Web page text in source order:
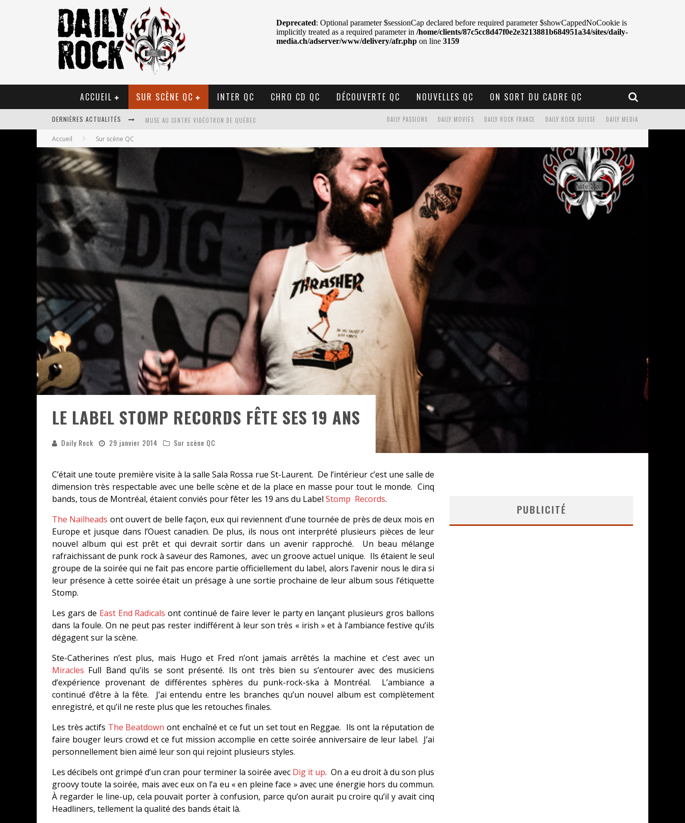
ACCUEIL SUR SCÈNE QC INTER QC CHRO CD QC DÉCOUVERTE QC NOUVELLES QC ON SORT DU CADRE QC
DERNIÈRES ACTUALITÉS
JOURNEY AU CENTRE VIDÉOTRON : SAME OR SEPARATE WAYS?
TOVE LO ÉTAIT DE PASSAGE AU MTELUS
LES DANSEURS ÉTOILES PARASITENT TON CIEL
JEFF MARTIN AU CORONA DE MONTRÉAL
ON VA SE LE DIRE, SWORD EST DE RETOUR
LA COMPIL’ ZOO DE SLAM DISQUES EST DE RETOUR
LES RÊVES SONT FAITS POUR ÊTRE RÉALISÉS
DEATH NOTE SILENCE - COLLIDE AND COLLAPSE
ÉNORME SUCCÈS POUR MUSE ET SES SHOWS AU QUÉBEC
DAILY MEDIA
DAILY ROCK SUISSE
DAILY ROCK FRANCE
DAILY MOVIES
DAILY PASSIONS
Accueil Sur scène QC
LE LABEL STOMP RECORDS FÊTE SES 19 ANS
Daily Rock 29 janvier 2014 Sur scène QC
C’était une toute première visite à la salle Sala Rossa rue St-Laurent. De l’intérieur c’est une salle de
dimension très respectable avec une belle scène et de la place en masse pour tout le monde. Cinq
bands, tous de Montréal, étaient conviés pour fêter les 19 ans du Label Stomp Records.
The Nailheads ont ouvert de belle façon, eux qui reviennent d’une tournée de près de deux mois en
Europe et jusque dans l’Ouest canadien. De plus, ils nous ont interprété plusieurs pièces de leur
nouvel album qui est prêt et qui devrait sortir dans un avenir rapproché. Un beau mélange
rafraichissant de punk rock à saveur des Ramones, avec un groove actuel unique. Ils étaient le seul
groupe de la soirée qui ne fait pas encore partie officiellement du label, alors l’avenir nous le dira si
leur présence à cette soirée était un présage à une sortie prochaine de leur album sous l’étiquette
Stomp.
Les gars de East End Radicals ont continué de faire lever le party en lançant plusieurs gros ballons
dans la foule. On ne peut pas rester indifférent à leur son très « irish » et à l’ambiance festive qu’ils
dégagent sur la scène.
Ste-Catherines n’est plus, mais Hugo et Fred n’ont jamais arrêtés la machine et c’est avec un
Miracles Full Band qu’ils se sont présenté. Ils ont très bien su s’entourer avec des musiciens
d’expérience provenant de différentes sphères du punk-rock-ska à Montréal. L’ambiance a
continué d’être à la fête. J’ai entendu entre les branches qu’un nouvel album est complètement
enregistré, et qu’il ne reste plus que les retouches finales.
Les très actifs The Beatdown ont enchaîné et ce fut un set tout en Reggae. Ils ont la réputation de
faire bouger leurs crowd et ce fut mission accomplie en cette soirée anniversaire de leur label. J’ai
personnellement bien aimé leur son qui rejoint plusieurs styles.
Les décibels ont grimpé d’un cran pour terminer la soirée avec Dig it up. On a eu droit à du son plus
groovy toute la soirée, mais avec eux on l’a eu « en pleine face » avec une énergie hors du commun.
À regarder le line-up, cela pouvait porter à confusion, parce qu’on aurait pu croire qu’il y avait cinq
Headliners, tellement la qualité des bands était là.
PUBLICITÉ